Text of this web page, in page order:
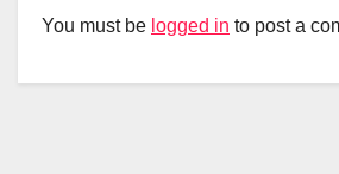
You must be logged in to post a